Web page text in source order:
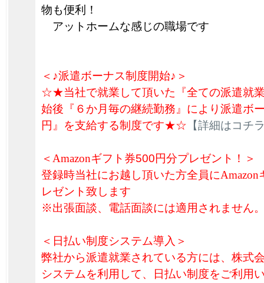
物も便利！
アットホームな感じの職場です
＜♪派遣ボーナス制度開始♪＞
☆★当社で就業して頂いた『全ての派遣就
始後『６か月毎の継続勤務』により派遣ボ
円』を支給する制度です★☆ 【詳細はコチ
＜ Amazonギフト券500円分プレゼント！＞
登録時当社にお越し頂いた方全員にAmazon
レゼント致します
※出張面談、電話面談には適用されません
＜日払い制度システム導入＞
弊社から派遣就業されている方には、株式
システムを利用して、日払い制度をご利用